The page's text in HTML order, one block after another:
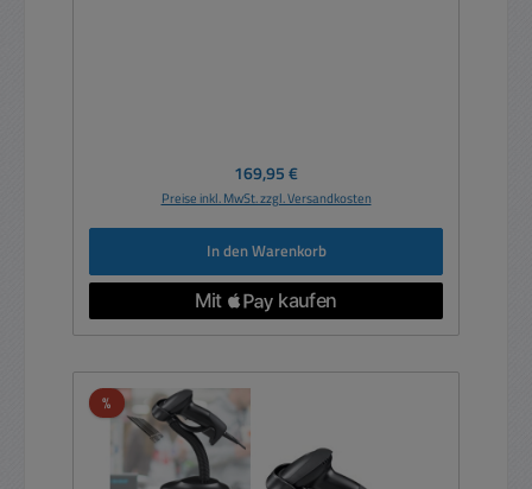
Regulärer Preis:
169,95 €
Preise inkl. MwSt. zzgl. Versandkosten
In den Warenkorb
%Rabatt